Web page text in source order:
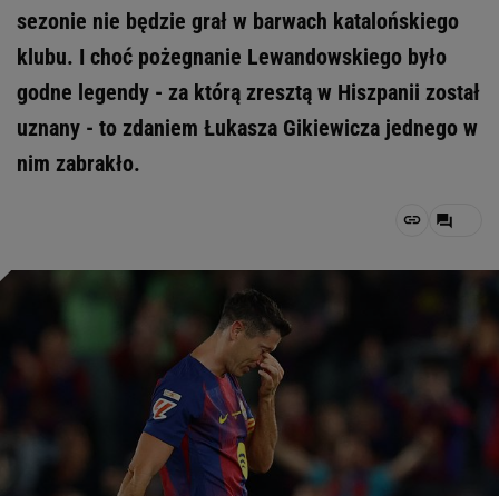
sezonie nie będzie grał w barwach katalońskiego
klubu. I choć pożegnanie Lewandowskiego było
godne legendy - za którą zresztą w Hiszpanii został
uznany - to zdaniem Łukasza Gikiewicza jednego w
nim zabrakło.